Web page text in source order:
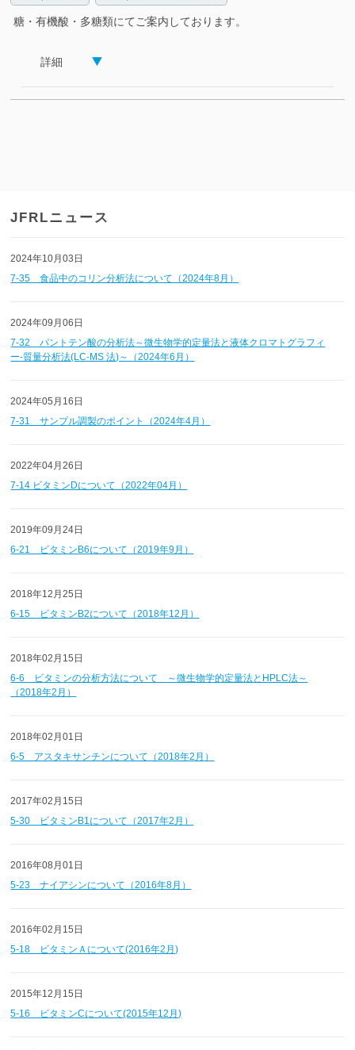
糖・有機酸・多糖類にてご案内しております。
詳細
JFRLニュース
2024年10月03日
7-35 食品中のコリン分析法について（2024年8月）
2024年09月06日
7-32 パントテン酸の分析法～微生物学的定量法と液体クロマトグラフィ
ー-質量分析法(LC-MS 法)～（2024年6月）
2024年05月16日
7-31 サンプル調製のポイント（2024年4月）
2022年04月26日
7-14 ビタミンDについて（2022年04月）
2019年09月24日
6-21 ビタミンB6について（2019年9月）
2018年12月25日
6-15 ビタミンB2について（2018年12月）
2018年02月15日
6-6 ビタミンの分析方法について ～微生物学的定量法とHPLC法～
（2018年2月）
2018年02月01日
6-5 アスタキサンチンについて（2018年2月）
2017年02月15日
5-30 ビタミンB1について（2017年2月）
2016年08月01日
5-23 ナイアシンについて（2016年8月）
2016年02月15日
5-18 ビタミンＡについて(2016年2月)
2015年12月15日
5-16 ビタミンCについて(2015年12月)